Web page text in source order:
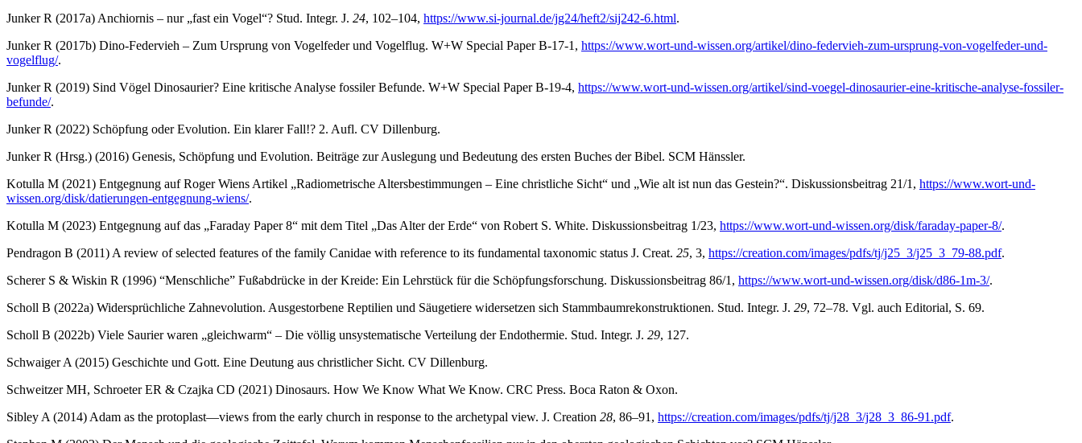
Junker R (2017a) Anchiornis – nur „fast ein Vogel“? Stud. Integr. J. 24, 102–104, https://www.si-journal.de/jg24/heft2/sij242-6.html.
Junker R (2017b) Dino-Federvieh – Zum Ursprung von Vogelfeder und Vogelflug. W+W Special Paper B-17-1, https://www.wort-und-wissen.org/artikel/dino-federvieh-zum-ursprung-von-vogelfeder-und-
vogelflug/.
Junker R (2019) Sind Vögel Dinosaurier? Eine kritische Analyse fossiler Befunde. W+W Special Paper B-19-4, https://www.wort-und-wissen.org/artikel/sind-voegel-dinosaurier-eine-kritische-analyse-fossiler-
befunde/.
Junker R (2022) Schöpfung oder Evolution. Ein klarer Fall!? 2. Aufl. CV Dillenburg.
Junker R (Hrsg.) (2016) Genesis, Schöpfung und Evolution. Beiträge zur Auslegung und Bedeutung des ersten Buches der Bibel. SCM Hänssler.
Kotulla M (2021) Entgegnung auf Roger Wiens Artikel „Radiometrische Altersbestimmungen – Eine christliche Sicht“ und „Wie alt ist nun das Gestein?“. Diskussionsbeitrag 21/1, https://www.wort-und-
wissen.org/disk/datierungen-entgegnung-wiens/.
Kotulla M (2023) Entgegnung auf das „Faraday Paper 8“ mit dem Titel „Das Alter der Erde“ von Robert S. White. Diskussionsbeitrag 1/23, https://www.wort-und-wissen.org/disk/faraday-paper-8/.
Pendragon B (2011) A review of selected features of the family Canidae with reference to its fundamental taxonomic status J. Creat. 25, 3, https://creation.com/images/pdfs/tj/j25_3/j25_3_79-88.pdf.
Scherer S & Wiskin R (1996) “Menschliche” Fußabdrücke in der Kreide: Ein Lehrstück für die Schöpfungsforschung. Diskussionsbeitrag 86/1, https://www.wort-und-wissen.org/disk/d86-1m-3/.
Scholl B (2022a) Widersprüchliche Zahnevolution. Ausgestorbene Reptilien und Säugetiere widersetzen sich Stammbaumrekonstruktionen. Stud. Integr. J. 29, 72–78. Vgl. auch Editorial, S. 69.
Scholl B (2022b) Viele Saurier waren „gleichwarm“ – Die völlig unsystematische Verteilung der Endothermie. Stud. Integr. J. 29, 127.
Schwaiger A (2015) Geschichte und Gott. Eine Deutung aus christlicher Sicht. CV Dillenburg.
Schweitzer MH, Schroeter ER & Czajka CD (2021) Dinosaurs. How We Know What We Know. CRC Press. Boca Raton & Oxon.
Sibley A (2014) Adam as the protoplast—views from the early church in response to the archetypal view. J. Creation 28, 86–91, https://creation.com/images/pdfs/tj/j28_3/j28_3_86-91.pdf.